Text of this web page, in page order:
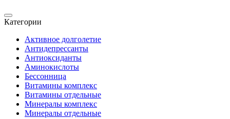
Категории
Категории
Активное долголетие
Антидепрессанты
Антиоксиданты
Аминокислоты
Бессонница
Витамины комплекс
Витамины отдельные
Минералы комплекс
Минералы отдельные